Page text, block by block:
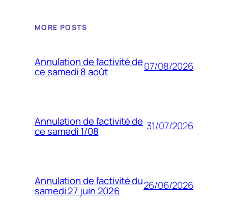
MORE POSTS
Annulation de l’activité de
ce samedi 8 août 07/08/2026
Annulation de l’activité de
ce samedi 1/08 31/07/2026
Annulation de l’activité du
samedi 27 juin 2026 26/06/2026